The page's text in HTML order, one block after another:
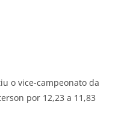
o vice-campeonato da
por 12,23 a 11,83